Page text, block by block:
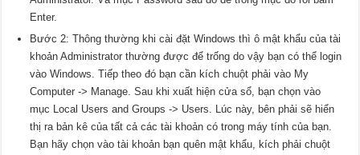
Enter.
Bước 2: Thông thường khi cài đặt Windows thì ô mật khẩu của tài
khoản Administrator thường được để trống do vậy bạn có thể login
vào Windows. Tiếp theo đó bạn cần kích chuột phải vào My
Computer -> Manage. Sau khi xuất hiện cửa sổ, bạn chọn vào
mục Local Users and Groups -> Users. Lúc này, bên phải sẽ hiển
thị ra bản kê của tất cả các tài khoản có trong máy tính của bạn.
Bạn hãy chọn vào tài khoản bạn quên mật khẩu, kích phải chuột